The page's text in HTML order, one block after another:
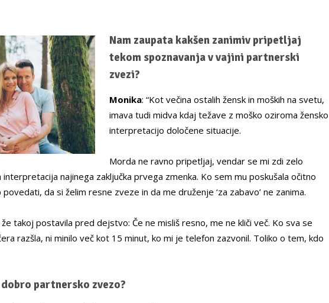
Nam zaupata kakšen zanimiv pripetljaj
tekom spoznavanja v vajini partnerski
zvezi?
Monika: “Kot večina ostalih žensk in moških na svetu,
imava tudi midva kdaj težave z moško oziroma žensko
interpretacijo določene situacije.
Morda ne ravno pripetljaj, vendar se mi zdi zelo
najinega zaključka prvega zmenka. Ko sem mu poskušala očitno
da si želim resne zveze in da me druženje ‘za zabavo’ ne zanima.
takoj postavila pred dejstvo: Če ne misliš resno, me ne kliči več. Ko sva se
razšla, ni minilo več kot 15 minut, ko mi je telefon zazvonil. Toliko o tem, kdo
partnersko zvezo?